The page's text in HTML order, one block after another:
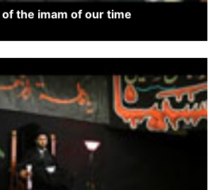
the imam of our time